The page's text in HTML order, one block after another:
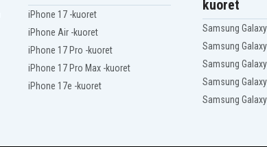
iPhone 17 -kuoret
iPhone Air -kuoret
iPhone 17 Pro -kuoret
iPhone 17 Pro Max -kuoret
iPhone 17e -kuoret
kuoret
Samsung
Samsung
Samsung
Samsung
Samsung